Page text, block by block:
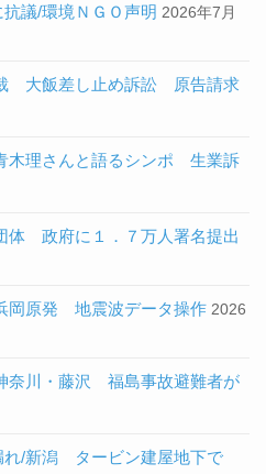
議/環境ＮＧＯ声明 2026年7月
大飯差し止め訴訟 原告請求
木理さんと語るシンポ 生業訴
体 政府に１．７万人署名提出
岡原発 地震波データ操作 2026
奈川・藤沢 福島事故避難者が
れ/新潟 タービン建屋地下で